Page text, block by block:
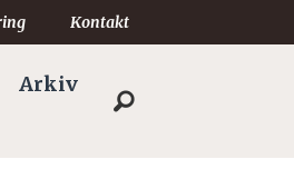
Kontakt
Arkiv